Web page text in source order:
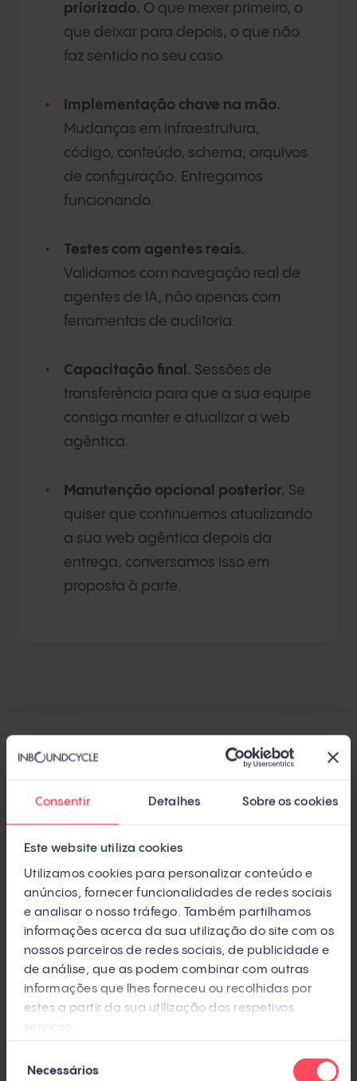
Consentir Detalhes Sobre os cookies
Este website utiliza cookies
Utilizamos cookies para personalizar conteúdo e
anúncios, fornecer funcionalidades de redes sociais
e analisar o nosso tráfego. Também partilhamos
informações acerca da sua utilização do site com os
nossos parceiros de redes sociais, de publicidade e
de análise, que as podem combinar com outras
informações que lhes forneceu ou recolhidas por
estes a partir da sua utilização dos respetivos
deNecessários
priorizado. O que mexer primeiro, o
que deixar para depois, o que não
faz sentido no seu caso.
Implementação chave na mão.
Mudanças em infraestrutura,
código, conteúdo, schema, arquivos
de configuração. Entregamos
funcionando.
Testes com agentes reais.
Validamos com navegação real de
agentes de IA, não apenas com
ferramentas de auditoria.
Capacitação final. Sessões de
transferência para que a sua equipe
consiga manter e atualizar a web
agêntica.
Manutenção opcional posterior. Se
quiser que continuemos atualizando
a sua web agêntica depois da
entrega, conversamos isso em
proposta à parte.
Fase 1 · Semanas 1-3 · Auditoria
agêntica
Diagnóstico do seu site atual nas cinco
camadas. Identificação do que falta, do
que está mal feito e do que é prioritário.
Fase 2 · Semana 3-4 · Plano de
Documento priorizado: o que mexer, em